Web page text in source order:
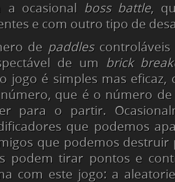
a ocasional boss battle,
e com outro tipo de
de paddlescontroláveis
de um brick
jogo é simples mas eficaz,
que é o número de
para o partir.
que podemos
que podemos destruir
podem tirar pontos e
com este jogo: a